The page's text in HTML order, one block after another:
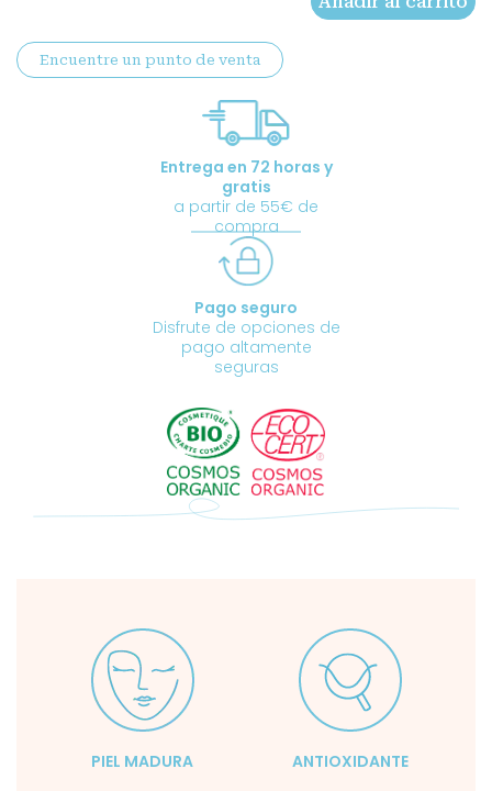
de
higoEncuentre un punto de venta
Entrega en 72 horas y
gratis
a partir de 55€ de
compra
Pago seguro
Disfrute de opciones de
pago altamente
seguras
PIEL MADURA ANTIOXIDANTE